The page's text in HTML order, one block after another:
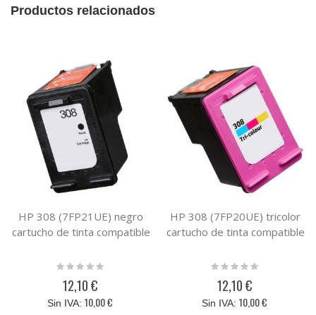
Productos relacionados
HP 308 (7FP21UE) negro
cartucho de tinta compatible
Rating:
12,10 €
10,00 €
HP 308 (7FP20UE) tricolor
cartucho de tinta compatible
Rating:
12,10 €
10,00 €